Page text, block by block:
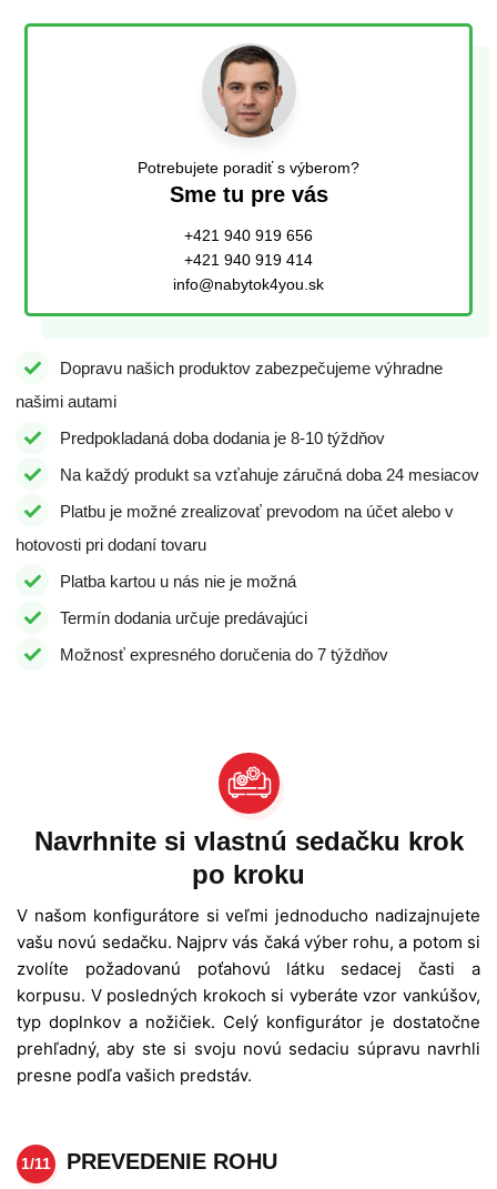
Potrebujete poradiť s výberom?
Sme tu pre vás
+421 940 919 656
+421 940 919 414
info@nabytok4you.sk
Dopravu našich produktov zabezpečujeme výhradne
našimi autami
Predpokladaná doba dodania je 8-10 týždňov
Na každý produkt sa vzťahuje záručná doba 24 mesiacov
Platbu je možné zrealizovať prevodom na účet alebo v
hotovosti pri dodaní tovaru
Platba kartou u nás nie je možná
Termín dodania určuje predávajúci
Možnosť expresného doručenia do 7 týždňov
Navrhnite si vlastnú sedačku krok
po kroku
V našom konfigurátore si veľmi jednoducho nadizajnujete
vašu novú sedačku. Najprv vás čaká výber rohu, a potom si
zvolíte požadovanú poťahovú látku sedacej časti a
korpusu. V posledných krokoch si vyberáte vzor vankúšov,
typ doplnkov a nožičiek. Celý konfigurátor je dostatočne
prehľadný, aby ste si svoju novú sedaciu súpravu navrhli
presne podľa vašich predstáv.
1/11 PREVEDENIE ROHU